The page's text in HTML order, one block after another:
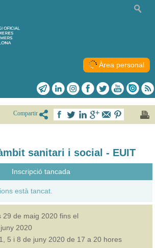
Àrea personal
Compartir
sanitari i social - EUIT
Inscripció tancada
està tancat.
29 de maig 2020 fins el
2020
5 i 8 de juny 2020 de 17 a 20 hores